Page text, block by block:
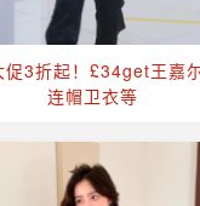
3折起！£34get王嘉
连帽卫衣等